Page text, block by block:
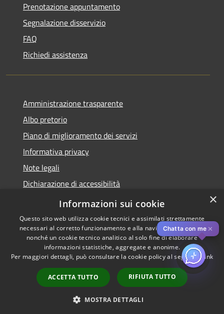
Prenotazione appuntamento
Segnalazione disservizio
FAQ
Richiedi assistenza
Amministrazione trasparente
Albo pretorio
Piano di miglioramento dei servizi
Informativa privacy
Note legali
Dichiarazione di accessibilità
Obiettivi di accessibilità per l'anno 2025
Accessibilità
Copyright © 2026 • Comune di
Rozzano • Powered by
Municipium•
Accesso
redazione
Chatta con me ✕
×
Informazioni sui cookie
Questo sito web utilizza cookie tecnici e assimilati strettamente
necessari al corretto funzionamento e alla navigazione del sito,
nonché un cookie tecnico analitico al solo fine di elaborare
informazioni statistiche, aggregate e anonime.
Per maggiori dettagli, può consultare la cookie policy al seguente link
ACCETTA TUTTO RIFIUTA TUTTO
MOSTRA DETTAGLI